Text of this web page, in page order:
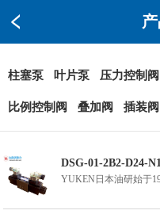
柱塞泵 叶片泵 压力控制阀
比例控制阀 叠加阀 插装阀
DSG-01-2B2-D24-
YUKEN日本油研始于